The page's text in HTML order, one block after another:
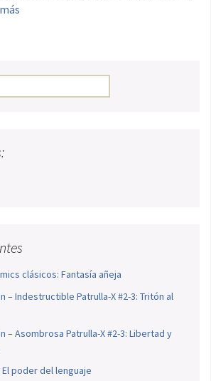
clásicos: Fantasía añeja
– Indestructible Patrulla-X #2-3: Tritón al
– Asombrosa Patrulla-X #2-3: Libertad y
El poder del lenguaje